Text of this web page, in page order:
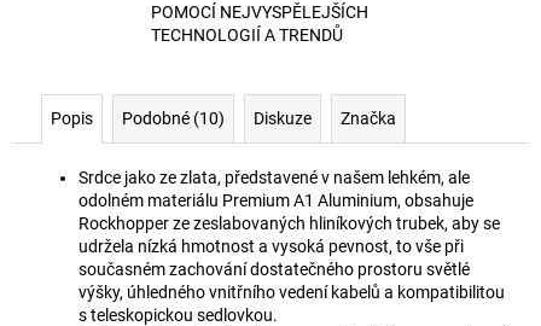
POMOCÍ NEJVYSPĚLEJŠÍCH
TECHNOLOGIÍ A TRENDŮ
Popis Podobné (10) Diskuze Značka
Srdce jako ze zlata, představené v našem lehkém, ale
odolném materiálu Premium A1 Aluminium, obsahuje
Rockhopper ze zeslabovaných hliníkových trubek, aby se
udržela nízká hmotnost a vysoká pevnost, to vše při
současném zachování dostatečného prostoru světlé
výšky, úhledného vnitřního vedení kabelů a kompatibilitou
s teleskopickou sedlovkou.